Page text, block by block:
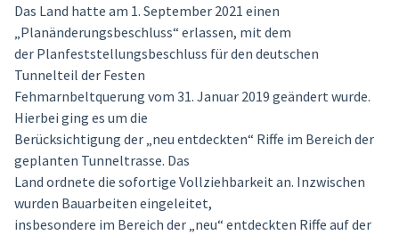
Das Land hatte am 1. September 2021 einen
„Planänderungsbeschluss“ erlassen, mit dem
der Planfeststellungsbeschluss für den deutschen
Tunnelteil der Festen
Fehmarnbeltquerung vom 31. Januar 2019 geändert wurde.
Hierbei ging es um die
Berücksichtigung der „neu entdeckten“ Riffe im Bereich der
geplanten Tunneltrasse. Das
Land ordnete die sofortige Vollziehbarkeit an. Inzwischen
wurden Bauarbeiten eingeleitet,
insbesondere im Bereich der „neu“ entdeckten Riffe auf der